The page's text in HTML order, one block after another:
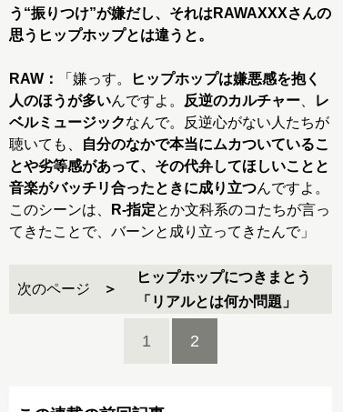
う“振りつけ”が嫌だし、それはRAWAXXXさんの
思うヒップホップとは違うと。
RAW： 「嫌っす。
ヒップホップは嫌悪感を抱く
人のほうが多いんですよ。 反逆のカルチャー
レ
ベルミュージックなんで。反逆心がない人たちが
聴いても、
自分のなかで本当にムカついているこ
とや劣等感があって、その代弁してほしいことと
音楽がバッチリ合ったときに成り立つんですよ。
このシーンは、
R-指定とか文科系のコたちが言っ
てきたことで、バーンと成り立ってきたんで」
次のページ
ヒップホップにつきまとう
「リアルとは何か問題」
1 2